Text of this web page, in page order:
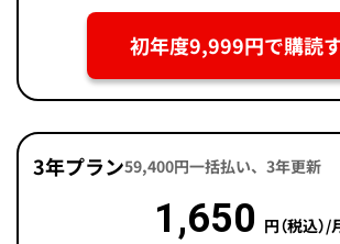
初年度9,999円で購読
3年プラン59,400円一括払い、3年更新
1,650 円（税込）/